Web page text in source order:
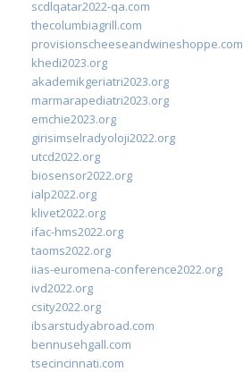
scdlqatar2022-qa.com
thecolumbiagrill.com
provisionscheeseandwineshoppe.com
khedi2023.org
akademikgeriatri2023.org
marmarapediatri2023.org
emchie2023.org
girisimselradyoloji2022.org
utcd2022.org
biosensor2022.org
ialp2022.org
klivet2022.org
ifac-hms2022.org
taoms2022.org
iias-euromena-conference2022.org
ivd2022.org
csity2022.org
ibsarstudyabroad.com
bennusehgall.com
tsecincinnati.com